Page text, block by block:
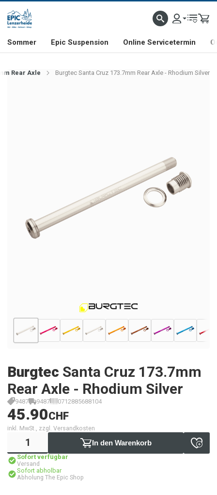
& FREERIDE-SPEZIALIST SCHWEIZER FIRMA SHOP & SHOWROOM IN
Sommer Epic Suspension Online Servicetermin
Rear Axle Burgtec Santa Cruz 173.7mm Rear Axle - Rhodium Silver
Burgtec Santa Cruz 173.7mm
Rear Axle - Rhodium Silver
9487 9487 0712885688104
45.90CHF
inkl. MwSt., zzgl. Versandkosten
In den Warenkorb
Sofort verfügbar
Versand
Sofort abholbar
Abholung The Epic Shop